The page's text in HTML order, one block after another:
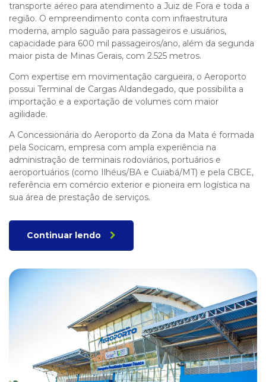
transporte aéreo para atendimento a Juiz de Fora e toda a
região. O empreendimento conta com infraestrutura
moderna, amplo saguão para passageiros e usuários,
capacidade para 600 mil passageiros/ano, além da segunda
maior pista de Minas Gerais, com 2.525 metros.
Com expertise em movimentação cargueira, o Aeroporto
possui Terminal de Cargas Aldandegado, que possibilita a
importação e a exportação de volumes com maior
agilidade.
A Concessionária do Aeroporto da Zona da Mata é formada
pela Socicam, empresa com ampla experiência na
administração de terminais rodoviários, portuários e
aeroportuários (como Ilhéus/BA e Cuiabá/MT) e pela CBCE,
referência em comércio exterior e pioneira em logística na
sua área de prestação de serviços.
Continuar lendo